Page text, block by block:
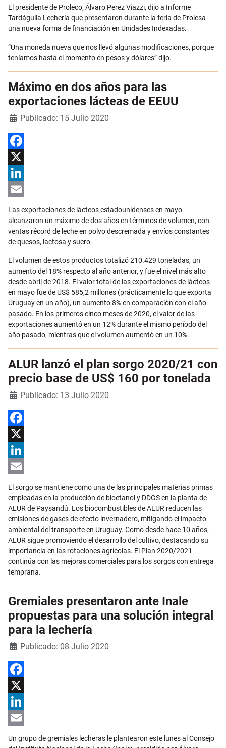
Email
El presidente de Proleco, Álvaro Perez Viazzi, dijo a Informe
Tardáguila Lechería que presentaron durante la feria de Prolesa
una nueva forma de financiación en Unidades Indexadas.
“Una moneda nueva que nos llevó algunas modificaciones, porque
teníamos hasta el momento en pesos y dólares” dijo.
Máximo en dos años para las
exportaciones lácteas de EEUU
DetallesPublicado: 15 Julio 2020
Facebook
X
LinkedIn
Las exportaciones de lácteos estadounidenses en mayo
alcanzaron un máximo de dos años en términos de volumen, con
ventas récord de leche en polvo descremada y envíos constantes
de quesos, lactosa y suero.
El volumen de estos productos totalizó 210.429 toneladas, un
aumento del 18% respecto al año anterior, y fue el nivel más alto
desde abril de 2018. El valor total de las exportaciones de lácteos
en mayo fue de US$ 585,2 millones (prácticamente lo que exporta
Uruguay en un año), un aumento 8% en comparación con el año
pasado. En los primeros cinco meses de 2020, el valor de las
exportaciones aumentó en un 12% durante el mismo período del
año pasado, mientras que el volumen aumentó en un 10%.
ALUR lanzó el plan sorgo 2020/21 con
precio base de US$ 160 por tonelada
DetallesPublicado: 13 Julio 2020
Facebook
X
LinkedIn
Email
El sorgo se mantiene como una de las principales materias primas
empleadas en la producción de bioetanol y DDGS en la planta de
ALUR de Paysandú. Los biocombustibles de ALUR reducen las
emisiones de gases de efecto invernadero, mitigando el impacto
ambiental del transporte en Uruguay. Como desde hace 10 años,
ALUR sigue promoviendo el desarrollo del cultivo, destacando su
importancia en las rotaciones agrícolas. El Plan 2020/2021
continúa con las mejoras comerciales para los sorgos con entrega
temprana.
Gremiales presentaron ante Inale
propuestas para una solución integral
para la lechería
DetallesPublicado: 08 Julio 2020
Facebook
X
LinkedIn
Un grupo de gremiales lecheras le plantearon este lunes al Consejo